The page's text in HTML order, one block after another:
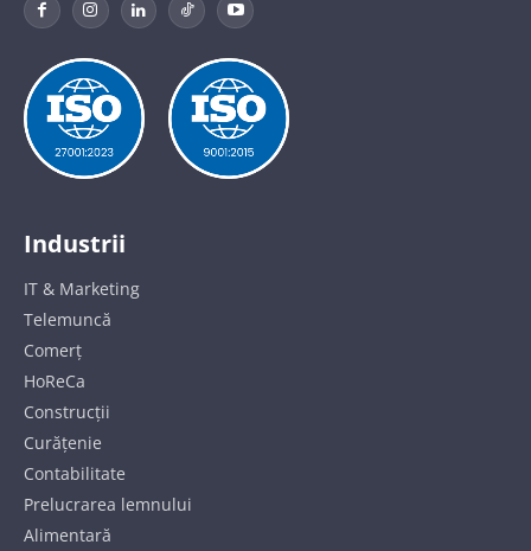
Industrii
IT & Marketing
Telemuncă
Comerț
HoReCa
Construcții
Curățenie
Contabilitate
Prelucrarea lemnului
Alimentară